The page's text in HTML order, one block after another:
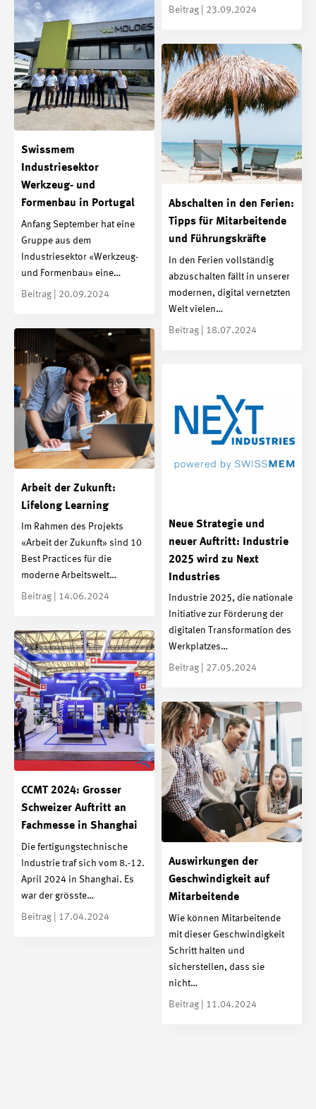
Beitrag | 23.09.2024
Swissmem
Industriesektor
Werkzeug- und
Formenbau in Portugal
Anfang September hat eine
Gruppe aus dem
Industriesektor «Werkzeug-
und Formenbau» eine…
Beitrag | 20.09.2024
Abschalten in den Ferien:
Tipps für Mitarbeitende
und Führungskräfte
In den Ferien vollständig
abzuschalten fällt in unserer
modernen, digital vernetzten
Welt vielen…
Beitrag | 18.07.2024
Arbeit der Zukunft:
Lifelong Learning
Im Rahmen des Projekts
«Arbeit der Zukunft» sind 10
Best Practices für die
moderne Arbeitswelt…
Beitrag | 14.06.2024
Neue Strategie und
neuer Auftritt: Industrie
2025 wird zu Next
Industries
Industrie 2025, die nationale
Initiative zur Förderung der
digitalen Transformation des
Werkplatzes…
Beitrag | 27.05.2024
CCMT 2024: Grosser
Schweizer Auftritt an
Fachmesse in Shanghai
Die fertigungstechnische
Industrie traf sich vom 8.-12.
April 2024 in Shanghai. Es
war der grösste…
Beitrag | 17.04.2024
Auswirkungen der
Geschwindigkeit auf
Mitarbeitende
Wie können Mitarbeitende
mit dieser Geschwindigkeit
Schritt halten und
sicherstellen, dass sie
nicht…
Beitrag | 11.04.2024